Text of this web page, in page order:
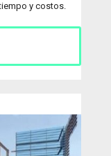
y costos.